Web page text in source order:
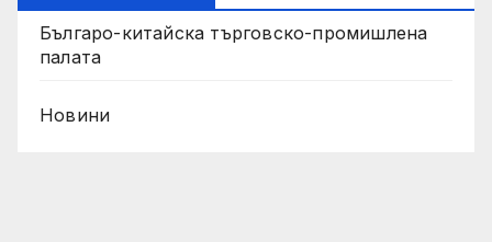
Българо-китайска търговско-промишлена
палата
Новини